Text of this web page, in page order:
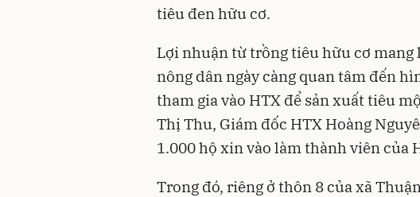
tiêu đen hữu cơ.
Lợi nhuận từ trồng tiêu hữu cơ mang
nông dân ngày càng quan tâm đến
tham gia vào HTX để sản xuất tiêu
Thị Thu, Giám đốc HTX Hoàng
1.000 hộ xin vào làm thành viên của
Trong đó, riêng ở thôn 8 của xã